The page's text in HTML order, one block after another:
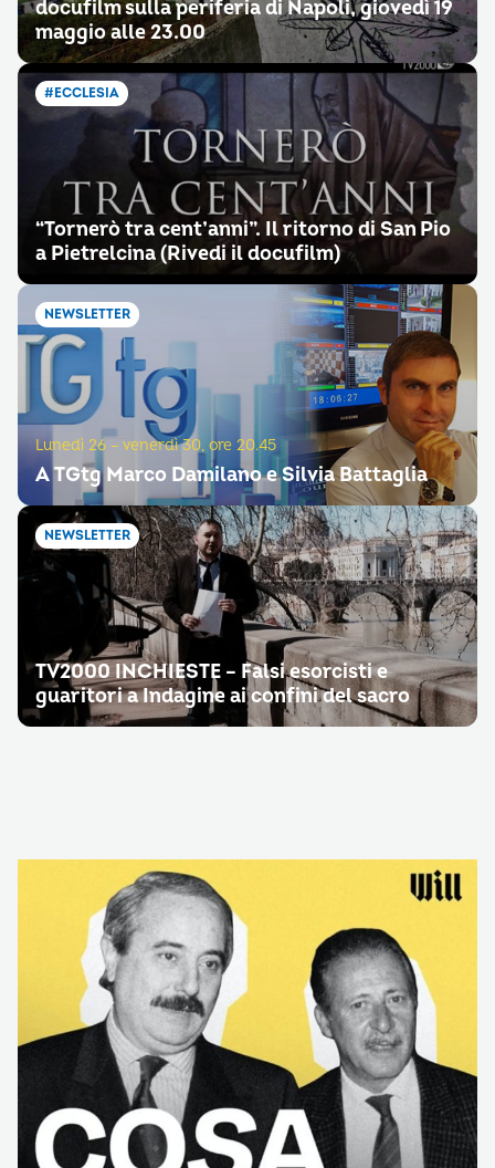
docufilm sulla periferia di Napoli, giovedì 19
maggio alle 23.00
#ECCLESIA
“Tornerò tra cent’anni”. Il ritorno di San Pio
a Pietrelcina (Rivedi il docufilm)
NEWSLETTER
Lunedì 26 – venerdì 30, ore 20.45
A TGtg Marco Damilano e Silvia Battaglia
NEWSLETTER
TV2000 INCHIESTE – Falsi esorcisti e
guaritori a Indagine ai confini del sacro